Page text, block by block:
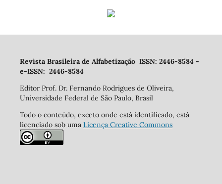
Revista Brasileira de Alfabetização ISSN: 2446-8584 -
e-ISSN: 2446-8584
Editor Prof. Dr. Fernando Rodrigues de Oliveira,
Universidade Federal de São Paulo, Brasil
Todo o conteúdo, exceto onde está identificado, está
licenciado sob uma Licença Creative Commons